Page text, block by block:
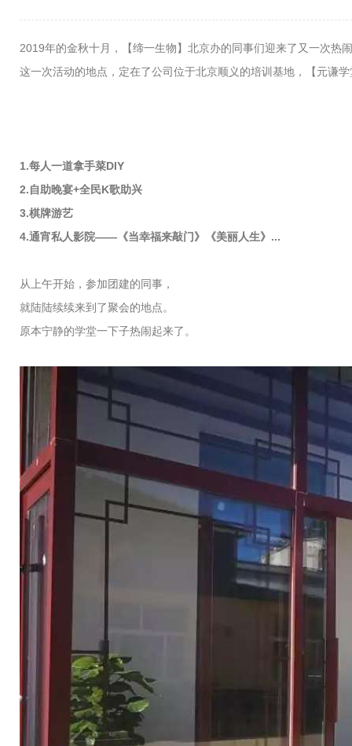
2019年的金秋十月，【缔一生物】北京办的同事们迎来了又一次热
这一次活动的地点，定在了公司位于北京顺义的培训基地，【元谦
1.每人一道拿手菜DIY
2.自助晚宴+全民K歌助兴
3.棋牌游艺
4.通宵私人影院——《当幸福来敲门》《美丽人生》...
从上午开始，参加团建的同事，
就陆陆续续来到了聚会的地点。
原本宁静的学堂一下子热闹起来了。